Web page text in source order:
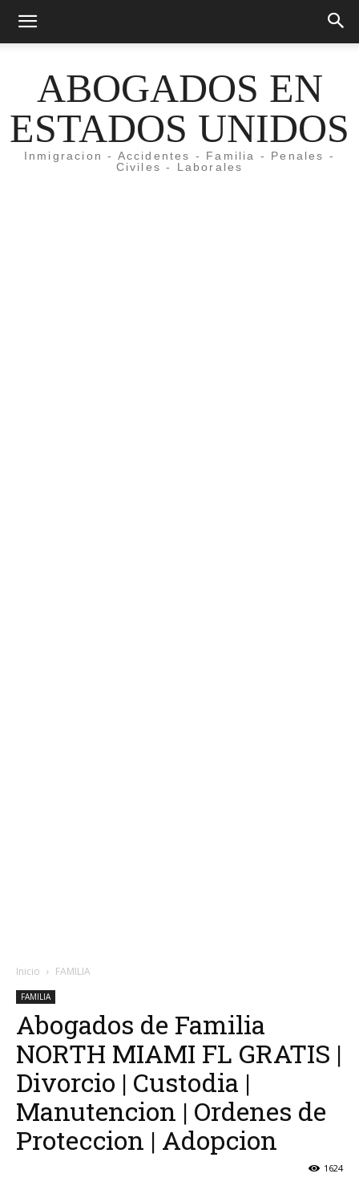
ABOGADOS EN
ESTADOS UNIDOS
Inmigracion - Accidentes - Familia - Penales -
Civiles - Laborales
Inicio FAMILIA
FAMILIA
Abogados de Familia
NORTH MIAMI FL GRATIS |
Divorcio | Custodia |
Manutencion | Ordenes de
Proteccion | Adopcion
1624